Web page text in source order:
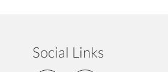
Social Links